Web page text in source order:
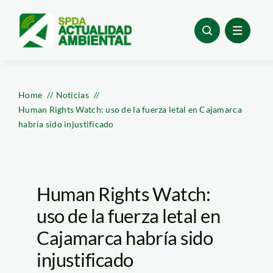
content
Home
Noticias
Human Rights Watch: uso de la fuerza letal en Cajamarca
habría sido injustificado
Human Rights Watch:
uso de la fuerza letal en
Cajamarca habría sido
injustificado